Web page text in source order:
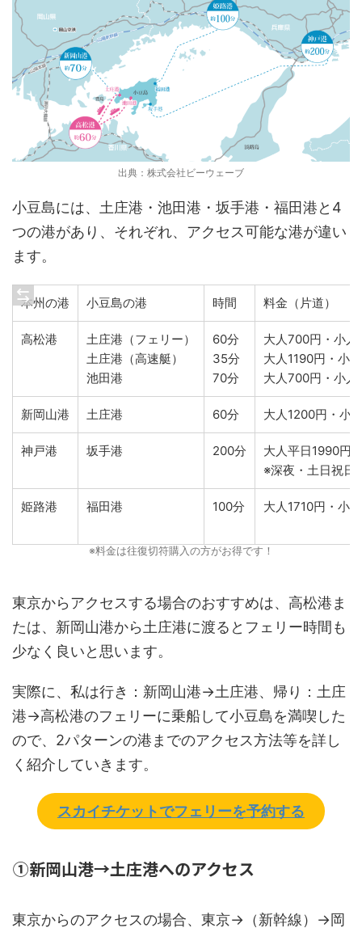
出典：株式会社ビーウェーブ
小豆島には、土庄港・池田港・坂手港・福田港と4
つの港があり、それぞれ、アクセス可能な港が違い
ます。
本州の港 小豆島の港 時間 料金（片道）
高松港
土庄港（フェリー）
土庄港（高速艇）
池田港
60分
35分
70分
大人700円・小
大人1190円・小
大人700円・小
新岡山港 土庄港 60分 大人1200円・小
神戸港 坂手港 200分
大人平日1990円
※深夜・土日祝日
姫路港 福田港 100分 大人1710円・小
※料金は往復切符購入の方がお得です！
東京からアクセスする場合のおすすめは、高松港ま
たは、新岡山港から土庄港に渡るとフェリー時間も
少なく良いと思います。
実際に、私は行き：新岡山港→土庄港、帰り：土庄
港→高松港のフェリーに乗船して小豆島を満喫した
ので、2パターンの港までのアクセス方法等を詳し
く紹介していきます。
スカイチケットでフェリーを予約する
①新岡山港→土庄港へのアクセス
東京からのアクセスの場合、東京→（新幹線）→岡